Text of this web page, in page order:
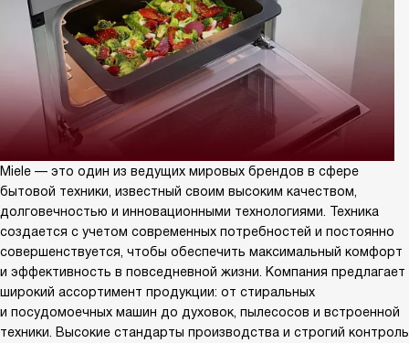
Miele — это один из ведущих мировых брендов в сфере
бытовой техники, известный своим высоким качеством,
долговечностью и инновационными технологиями. Техника
создается с учетом современных потребностей и постоянно
совершенствуется, чтобы обеспечить максимальный комфорт
и эффективность в повседневной жизни. Компания предлагает
широкий ассортимент продукции: от стиральных
и посудомоечных машин до духовок, пылесосов и встроенной
техники. Высокие стандарты производства и строгий контроль